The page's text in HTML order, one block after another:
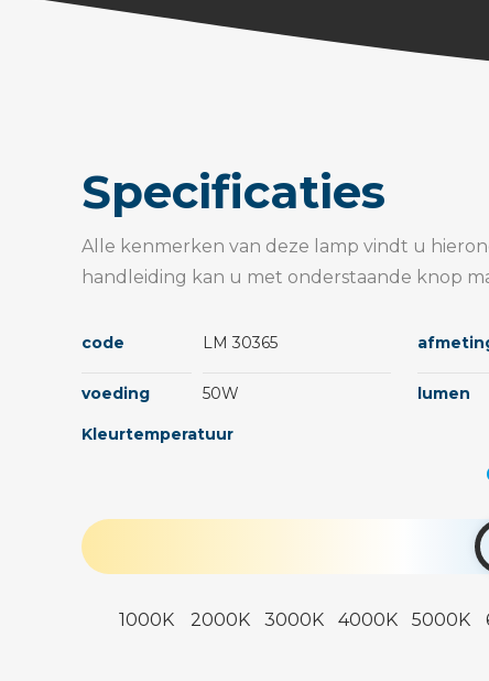
Specificaties
Alle kenmerken van deze lamp vindt u
handleiding kan u met onderstaande knop
code LM 30365
voeding 50W lumen
Kleurtemperatuur
1000K 2000K 3000K 4000K 5000K